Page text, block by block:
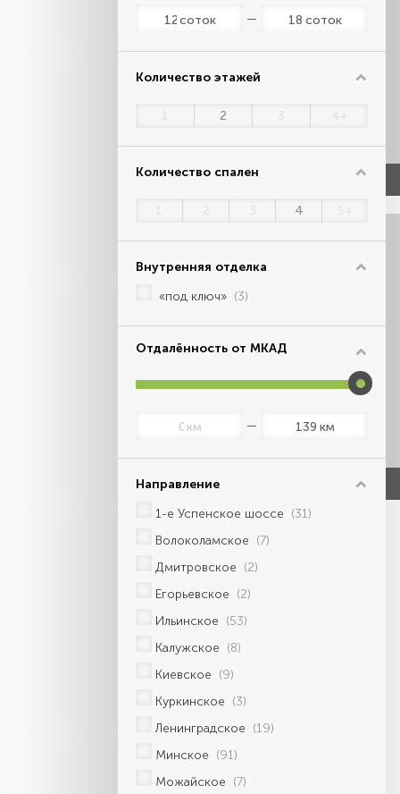
соток соток
Количество этажей
2
Количество спален
4
Внутренняя отделка
«под ключ» (3)
Отдалённость от МКАД
км км
Направление
1-е Успенское шоссе (31)
Волоколамское (7)
Дмитровское (2)
Егорьевское (2)
Ильинское (53)
Калужское (8)
Киевское (9)
Куркинское (3)
Ленинградское (19)
Минское (91)
Можайское (7)